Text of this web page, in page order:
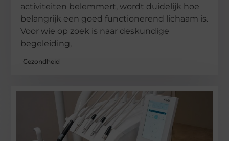
activiteiten belemmert, wordt duidelijk hoe
belangrijk een goed functionerend lichaam is.
Voor wie op zoek is naar deskundige
begeleiding,
Gezondheid